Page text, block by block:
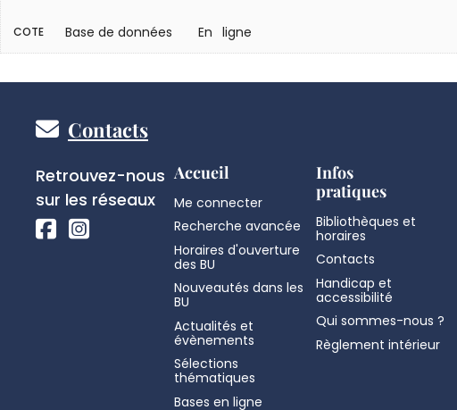
COTE Base de données En ligne
Pied
de
page
Contacts
Réseaux
sociaux
Retrouvez-nous
sur les réseaux
Accueil
Me connecter
Recherche avancée
Horaires d'ouverture
des BU
Nouveautés dans les
BU
Actualités et
évènements
Sélections
thématiques
Bases en ligne
Infos
pratiques
Bibliothèques et
horaires
Contacts
Handicap et
accessibilité
Qui sommes-nous ?
Règlement intérieur